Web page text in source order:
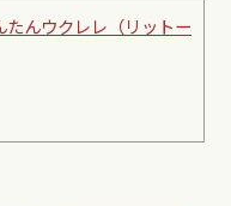
んウクレレ（リットー